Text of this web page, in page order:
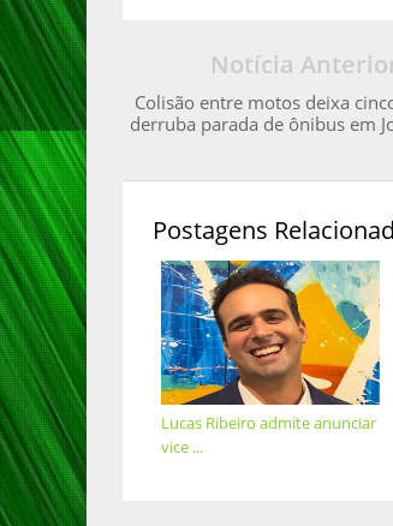
Notícia
Colisão entre motos deixa
derruba parada de ônibus em
Postagens
Lucas Ribeiro admite anunciar
vice ...